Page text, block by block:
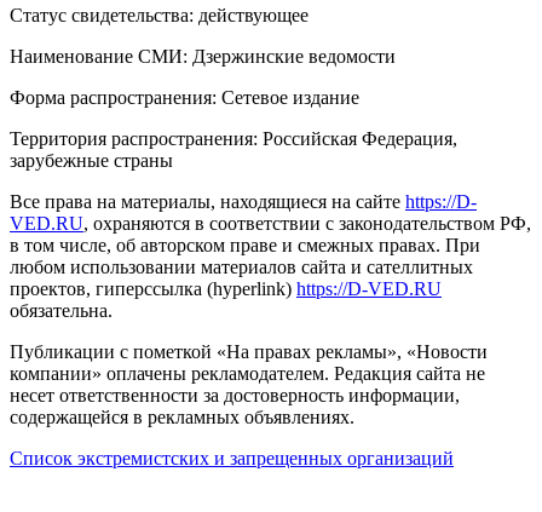
Статус свидетельства: действующее
Наименование СМИ: Дзержинские ведомости
Форма распространения: Сетевое издание
Территория распространения: Российская Федерация,
зарубежные страны
Все права на материалы, находящиеся на сайте https://D-
VED.RU, охраняются в соответствии с законодательством РФ,
в том числе, об авторском праве и смежных правах. При
любом использовании материалов сайта и сателлитных
проектов, гиперссылка (hyperlink) https://D-VED.RU
обязательна.
Публикации с пометкой «На правах рекламы», «Новости
компании» оплачены рекламодателем. Редакция сайта не
несет ответственности за достоверность информации,
содержащейся в рекламных объявлениях.
Список экстремистских и запрещенных организаций